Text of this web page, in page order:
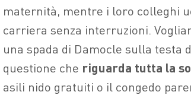
maternità, mentre i loro colleghi
carriera senza interruzioni.
una spada di Damocle sulla testa
questione che riguarda tutta la
asili nido gratuiti o il congedo